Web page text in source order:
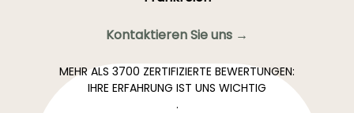
Kontaktieren Sie uns →
MEHR ALS 3700 ZERTIFIZIERTE BEWERTUNGEN:
IHRE ERFAHRUNG IST UNS WICHTIG
.